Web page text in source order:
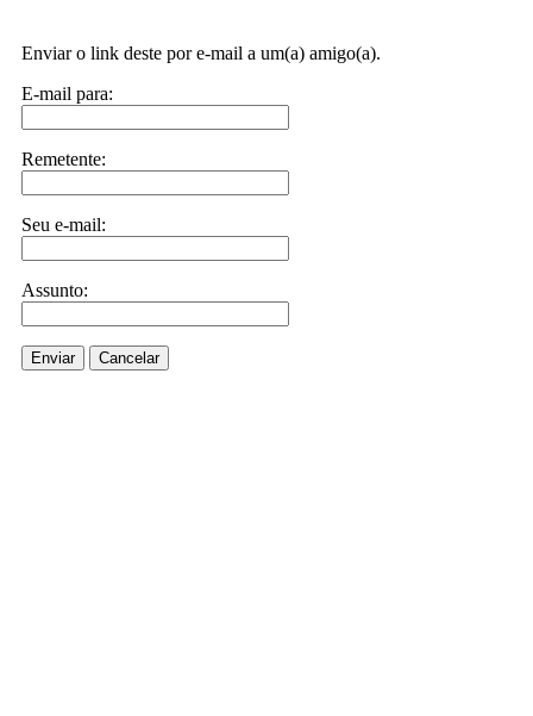
Enviar o link deste por e-mail a um(a) amigo(a).
E-mail para:
Remetente:
Seu e-mail:
Assunto:
Enviar Cancelar